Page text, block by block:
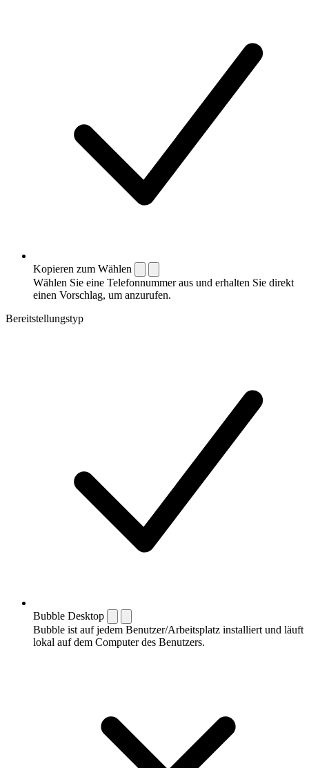
Kopieren zum Wählen
Wählen Sie eine Telefonnummer aus und erhalten Sie direkt
einen Vorschlag, um anzurufen.
Bereitstellungstyp
Bubble Desktop
Bubble ist auf jedem Benutzer/Arbeitsplatz installiert und läuft
lokal auf dem Computer des Benutzers.